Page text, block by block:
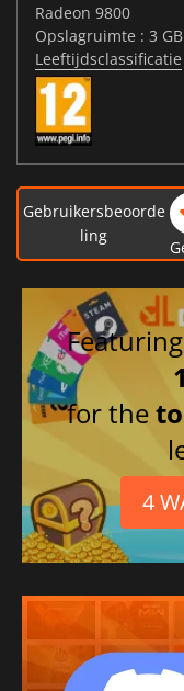
Radeon 9800
Opslagruimte : 3 GB
Leeftijdsclassificatie
Gebruikersbeoorde
ling
for the
4